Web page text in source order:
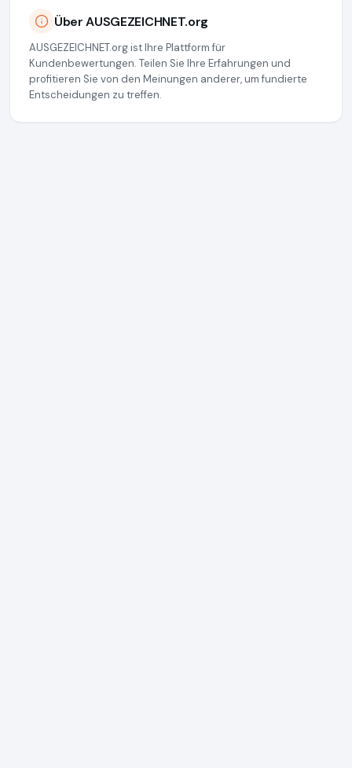
Über AUSGEZEICHNET.org
AUSGEZEICHNET.org ist Ihre Plattform für
Kundenbewertungen. Teilen Sie Ihre Erfahrungen und
profitieren Sie von den Meinungen anderer, um fundierte
Entscheidungen zu treffen.